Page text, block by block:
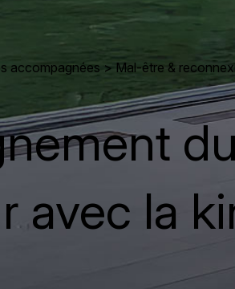
accompagnées > Mal-être &
avec la